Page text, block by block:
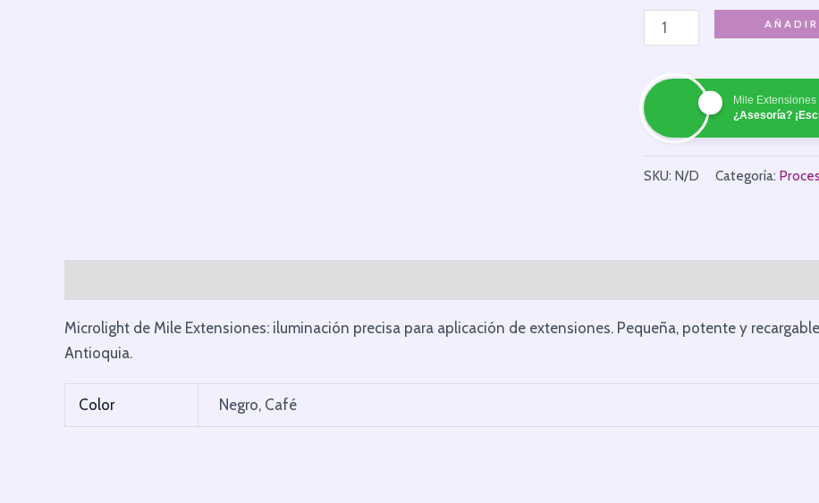
Mile Extensiones
¿Asesoría?
SKU: N/D Categoría:
Microlight de Mile Extensiones: iluminación precisa para aplicación de extensiones. Pequeña, potente y
Antioquia.
Color Negro, Café